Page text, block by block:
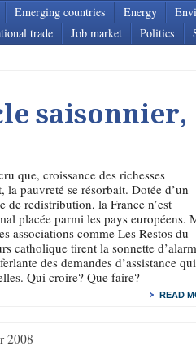
Emerging countries Energy
trade Job market Politics
saisonnier,
que, croissance des richesses
la pauvreté se résorbait. Dotée d’un
de redistribution, la France n’est
placée parmi les pays européens.
associations comme Les Restos du
catholique tirent la sonnette
des demandes d’assistance qui
Qui croire? Que faire?
READ
2008